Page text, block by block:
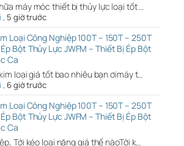
máy móc thiết bị thủy lực loại tốt …
, 5 giờ trước
Loại Công Nghiệp 100T – 150T – 250T
Bột Thủy Lực JWFM – Thiết Bị Ép Bột
Ca
loại giá tốt bao nhiêu bạn ơimáy t…
, 6 giờ trước
Loại Công Nghiệp 100T – 150T – 250T
Bột Thủy Lực JWFM – Thiết Bị Ép Bột
Ca
Tới kéo loại nặng giá thế nàoTời k…